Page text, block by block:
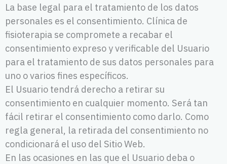
La base legal para el tratamiento de los datos
personales es el consentimiento. Clínica de
fisioterapia se compromete a recabar el
consentimiento expreso y verificable del Usuario
para el tratamiento de sus datos personales para
uno o varios fines específicos.
El Usuario tendrá derecho a retirar su
consentimiento en cualquier momento. Será tan
fácil retirar el consentimiento como darlo. Como
regla general, la retirada del consentimiento no
condicionará el uso del Sitio Web.
En las ocasiones en las que el Usuario deba o